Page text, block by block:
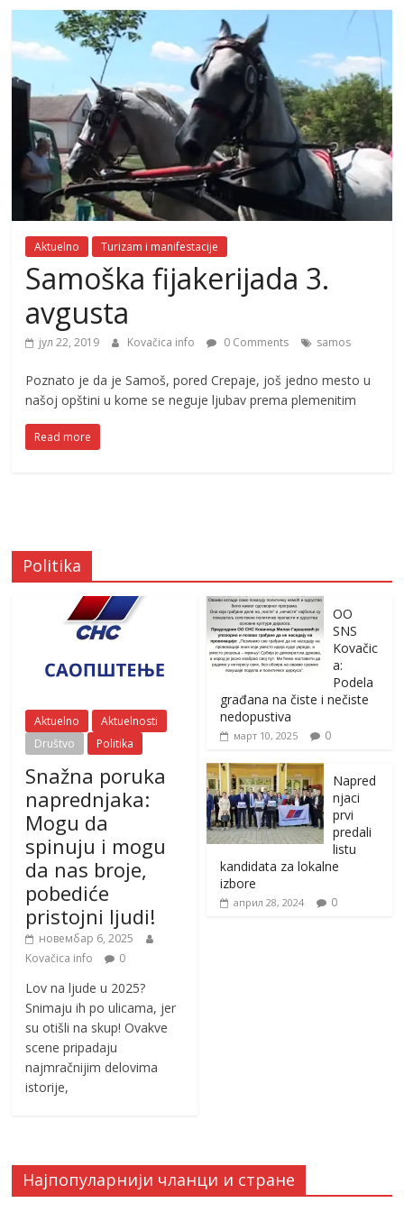
Aktuelno Turizam i manifestacije
Samoška fijakerijada 3.
avgusta
јул 22, 2019 Kovačica info 0 Comments samos
Poznato je da je Samoš, pored Crepaje, još jedno mesto u
našoj opštini u kome se neguje ljubav prema plemenitim
Read more
Politika
Aktuelno
Aktuelnosti
Društvo
Politika
Snažna poruka
naprednjaka:
Mogu da
spinuju i mogu
da nas broje,
pobediće
pristojni ljudi!
новембар 6, 2025
Kovačica info
0
Lov na ljude u 2025?
Snimaju ih po ulicama, jer
su otišli na skup! Ovakve
scene pripadaju
najmračnijim delovima
istorije,
OO
SNS
Kovačic
a:
Podela
građana na čiste i nečiste
nedopustiva
март 10, 2025 0
Napred
njaci
prvi
predali
listu
kandidata za lokalne
izbore
април 28, 2024 0
Најпопуларнији чланци и стране